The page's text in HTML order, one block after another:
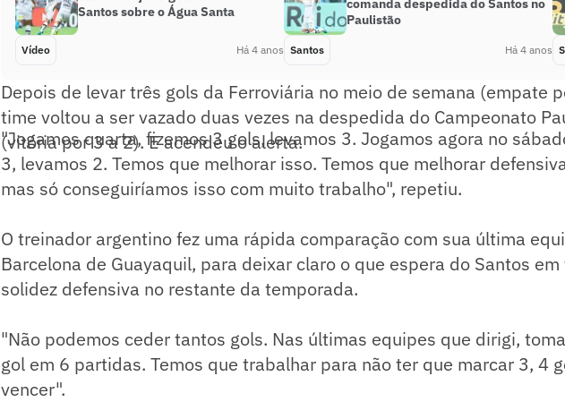
Santos sobre o Água Santa
Vídeo Há 4 anos
comanda despedida do Santos no
Paulistão
Santos Há 4 anos
Depois de levar três gols da Ferroviária no meio de semana (empate
time voltou a ser vazado duas vezes na despedida do Campeonato
(vitória por 3 a 2). E acendeu o alerta.
"Jogamos quarta, fizemos 3 gols, levamos 3. Jogamos agora no
3, levamos 2. Temos que melhorar isso. Temos que melhorar
mas só conseguiríamos isso com muito trabalho", repetiu.
O treinador argentino fez uma rápida comparação com sua última
Barcelona de Guayaquil, para deixar claro o que espera do Santos
solidez defensiva no restante da temporada.
"Não podemos ceder tantos gols. Nas últimas equipes que dirigi,
gol em 6 partidas. Temos que trabalhar para não ter que marcar 3, 4
vencer".